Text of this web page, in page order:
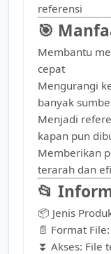
referensi
🎯
Membantu
cepat
Mengurangi
banyak
Menjadi
kapan pun
Memberikan
terarah dan
📂
📦 Jenis
📄 Format
⏬ Akses: File